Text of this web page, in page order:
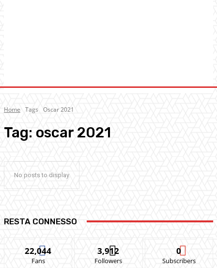
Home Tags Oscar 2021
Tag: oscar 2021
No posts to display
RESTA CONNESSO
22,044
Fans
3,912
Followers
0
Subscribers